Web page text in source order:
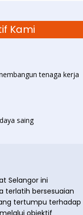
Kami
tenaga kerja
saing
Selangor ini
terlatih bersesuaian
tertumpu terhadap